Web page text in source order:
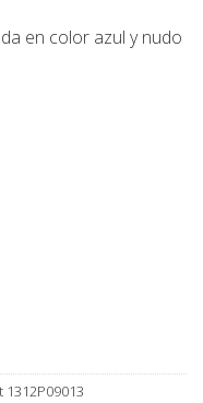
en color azul y nudo